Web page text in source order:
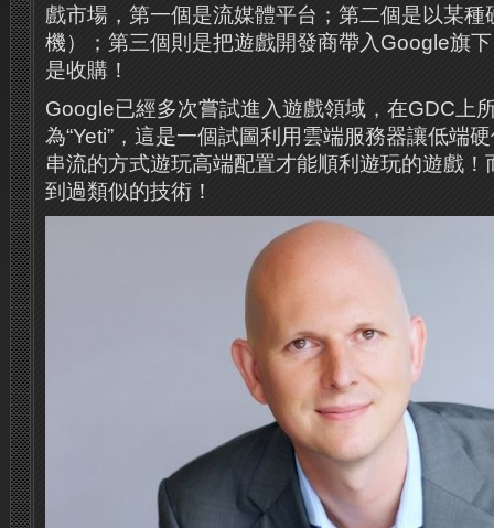
戲市場，第一個是流媒體平台；第二個是以某種
機）；第三個則是把遊戲開發商帶入Google旗
是收購！
Google已經多次嘗試進入遊戲領域，在GDC上
為“Yeti”，這是一個試圖利用雲端服務器讓低端
串流的方式遊玩高端配置才能順利遊玩的遊戲
到過類似的技術！